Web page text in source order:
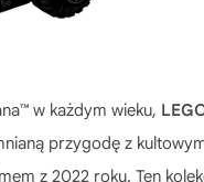
w każdym wieku,
przygodę z
z 2022 roku. Ten